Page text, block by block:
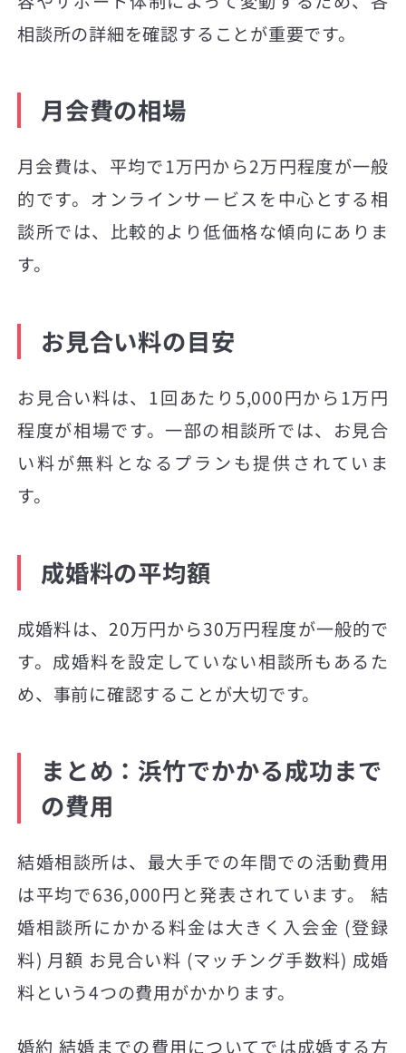
相談所の詳細を確認することが重要です。
月会費の相場
月会費は、平均で1万円から2万円程度が一般
的です。オンラインサービスを中心とする相
談所では、比較的より低価格な傾向にありま
す。
お見合い料の目安
お見合い料は、1回あたり5,000円から1万円
程度が相場です。一部の相談所では、お見合
い料が無料となるプランも提供されていま
す。
成婚料の平均額
成婚料は、20万円から30万円程度が一般的で
す。成婚料を設定していない相談所もあるた
め、事前に確認することが大切です。
まとめ：浜竹でかかる成功まで
の費用
結婚相談所は、最大手での年間での活動費用
は平均で636,000円と発表されています。 結
婚相談所にかかる料金は大きく入会金 (登録
料) 月額 お見合い料 (マッチング手数料) 成婚
料という4つの費用がかかります。
婚約 結婚までの費用についてでは成婚する方